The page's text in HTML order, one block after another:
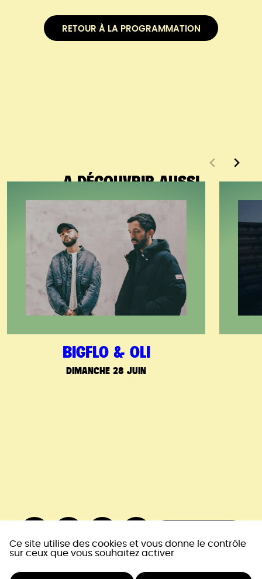
SAMEDI 27 JUIN 22:10
MAIN STAGE
RETOUR À LA PROGRAMMATION
A DÉCOUVRIR AUSSI
BIGFLO & OLI
DIMANCHE 28 JUIN
Instagram (nouvelle fenêtre)
Youtube (nouvelle fenêtre)
Facebook (nouvelle fenêtre)
Tiktok (nouvelle fenêtre)
Ce site utilise des cookies et vous donne le contrôle
sur ceux que vous souhaitez activer